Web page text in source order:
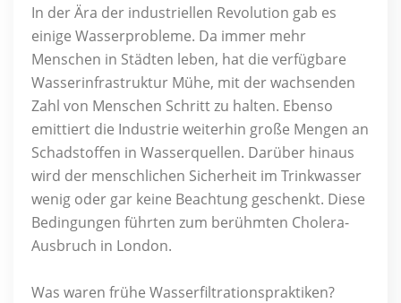
In der Ära der industriellen Revolution gab es
einige Wasserprobleme. Da immer mehr
Menschen in Städten leben, hat die verfügbare
Wasserinfrastruktur Mühe, mit der wachsenden
Zahl von Menschen Schritt zu halten. Ebenso
emittiert die Industrie weiterhin große Mengen an
Schadstoffen in Wasserquellen. Darüber hinaus
wird der menschlichen Sicherheit im Trinkwasser
wenig oder gar keine Beachtung geschenkt. Diese
Bedingungen führten zum berühmten Cholera-
Ausbruch in London.
Was waren frühe Wasserfiltrationspraktiken?